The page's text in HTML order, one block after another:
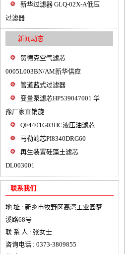
新华过滤器 GLQ-02X-A低压
过滤器
新闻动态
贺德克空气滤芯
0005L003BN/AM新华供应
管道蓝式过滤器
变量泵滤芯HP539047001 华
豫厂家直销旋
QF4401G03HC液压油滤芯
马勒滤芯PI8340DRG60
再生装置硅藻土滤芯
DL003001
联系我们
地 址 : 新乡市牧野区高湾工业园梦
溪路68号
联 系 人 : 张女士
咨询电话 : 0373-3809855